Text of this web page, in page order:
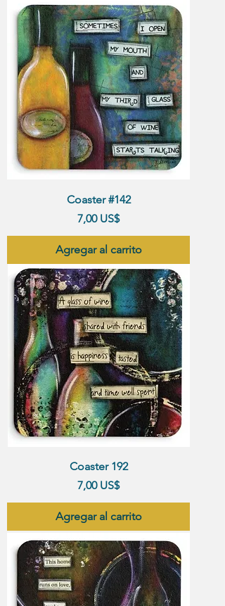
Coaster #142
Precio
7,00 US$
Agregar al carrito
Coaster 192
Precio
7,00 US$
Agregar al carrito